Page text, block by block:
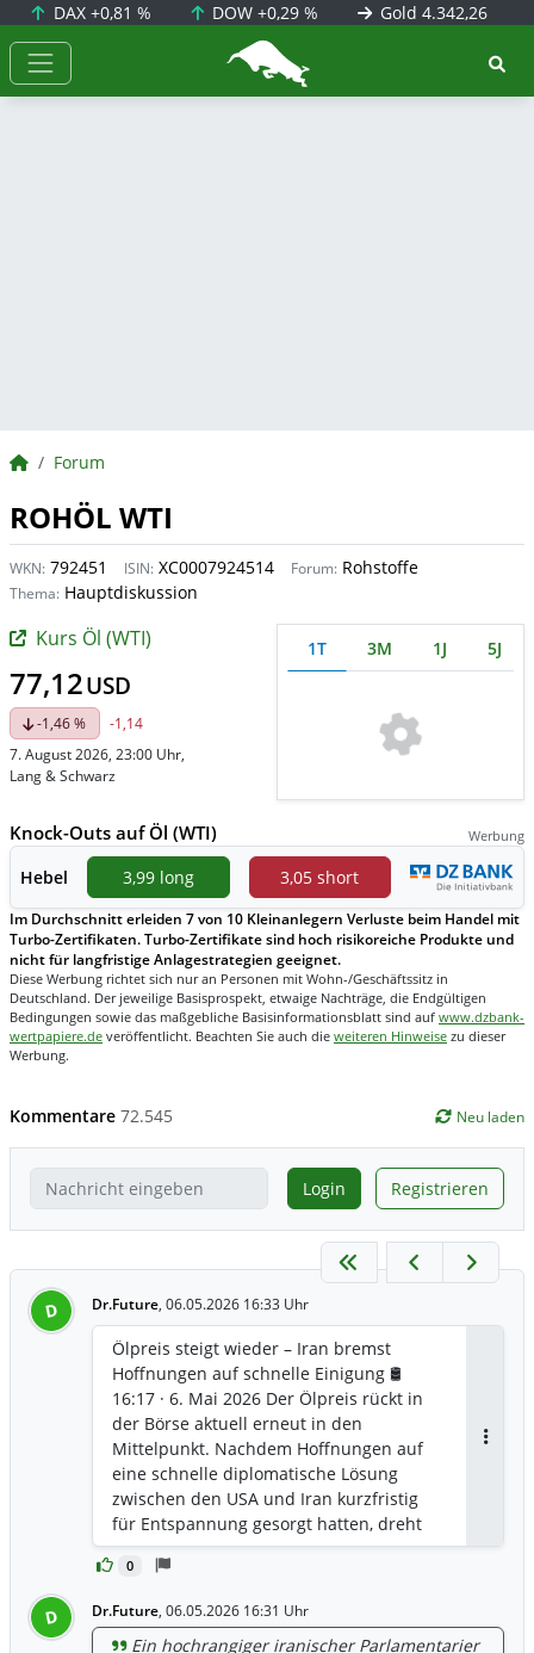
DAX +0,81 % DOW+0,29 % Gold 4.342,26
BörsenNEWS.de
BörsenNEWS.de
Forum
ROHÖL WTI
WKN: 792451 ISIN: XC0007924514 Forum: Rohstoffe
Thema: Hauptdiskussion
Kurs Öl (WTI)
77,12USD
-1,46 %
-1,14
7. August 2026, 23:00 Uhr,
Lang & Schwarz
1T 3M 1J 5J
Knock-Outs auf Öl (WTI) Werbung
Hebel 3,99 long 3,05 short
Im Durchschnitt erleiden 7 von 10 Kleinanlegern Verluste beim Handel mit
Turbo-Zertifikaten. Turbo-Zertifikate sind hoch risikoreiche Produkte und
nicht für langfristige Anlagestrategien geeignet.
Diese Werbung richtet sich nur an Personen mit Wohn-/Geschäftssitz in
Deutschland. Der jeweilige Basisprospekt, etwaige Nachträge, die Endgültigen
Bedingungen sowie das maßgebliche Basisinformationsblatt sind auf www.dzbank-
wertpapiere.de veröffentlicht. Beachten Sie auch die weiteren Hinweise zu dieser
Werbung.
Kommentare 72.545 Neu laden
Login Registrieren
D Dr.Future, 06.05.2026 16:33 Uhr
0
Ölpreis steigt wieder – Iran bremst
Hoffnungen auf schnelle Einigung 🛢️
16:17 · 6. Mai 2026 Der Ölpreis rückt in
der Börse aktuell erneut in den
Mittelpunkt. Nachdem Hoffnungen auf
eine schnelle diplomatische Lösung
zwischen den USA und Iran kurzfristig
für Entspannung gesorgt hatten, dreht
der Markt nun wieder nach oben. Brent-
Rohöl konnte sich deutlich erholen und
über die Marke von 102 USD. Auslöser
D Dr.Future, 06.05.2026 16:31 Uhr
Ein hochrangiger iranischer Parlamentarier